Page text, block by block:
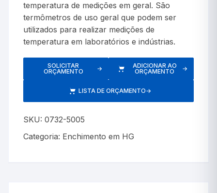
temperatura de medições em geral. São
termômetros de uso geral que podem ser
utilizados para realizar medições de
temperatura em laboratórios e indústrias.
SOLICITAR
ORÇAMENTO
→
ADICIONAR AO
ORÇAMENTO
→
LISTA DE ORÇAMENTO→
SKU:0732-5005
Categoria: Enchimento em HG